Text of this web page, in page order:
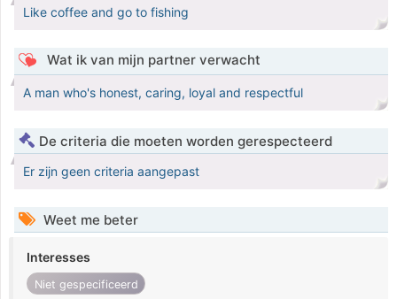
Like coffee and go to fishing
Wat ik van mijn partner verwacht
A man who's honest, caring, loyal and respectful
De criteria die moeten worden gerespecteerd
Er zijn geen criteria aangepast
Weet me beter
Interesses
Niet gespecificeerd